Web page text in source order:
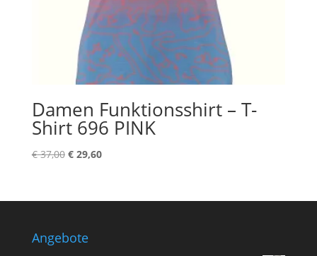
Damen Funktionsshirt – T-
Shirt 696 PINK
€37,00 Ursprünglicher
€ 37,00
€29,60Aktueller
€ 29,60.
Angebote